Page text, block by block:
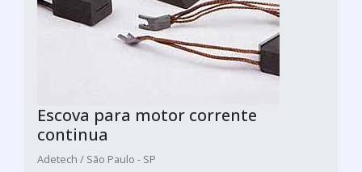
Escova para motor corrente
continua
Adetech / São Paulo - SP